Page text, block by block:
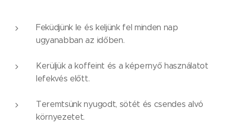
Feküdjünk le és keljünk fel minden nap
ugyanabban az időben.
Kerüljük a koffeint és a képernyő használatot
lefekvés előtt.
Teremtsünk nyugodt, sötét és csendes alvó
környezetet.